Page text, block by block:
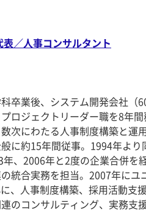
／人事コンサルタント
卒業後、システム開発会社
ロジェクトリーダー職を8年
次にわたる人事制度構築と運
に約15年間従事。1994年よ
、2006年と2度の企業合併を
統合実務を担当。2007年に
、人事制度構築、採用活動支
のコンサルティング、実務支